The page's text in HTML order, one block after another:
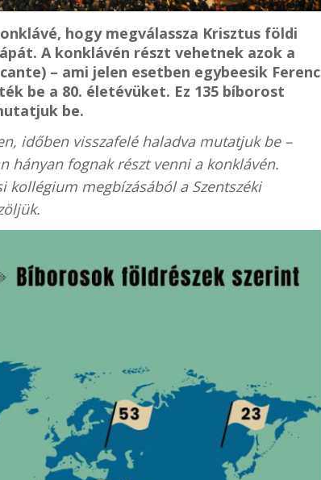
hogy megválassza Krisztus földi
A konklávén részt vehetnek azok a
– ami jelen esetben egybeesik Ferenc
be a 80. életévüket. Ez 135 bíborost
be.
időben visszafelé haladva mutatjuk be –
hányan fognak részt venni a konklávén.
megbízásából a Szentszéki